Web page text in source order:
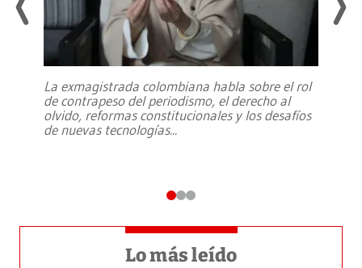
La exmagistrada colombiana habla sobre el rol
de contrapeso del periodismo, el derecho al
olvido, reformas constitucionales y los desafíos
de nuevas tecnologías...
Lo más leído